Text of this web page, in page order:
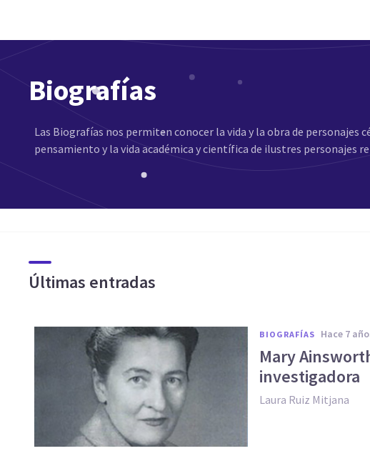
Biografías
Las Biografías nos permiten conocer la vida y la obra de personajes
pensamiento y la vida académica y científica de ilustres personajes
Últimas entradas
BIOGRAFÍAS hace 7
Mary
investigadora
Laura Ruiz Mitjana